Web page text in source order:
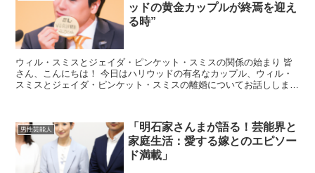
ッドの黄金カップルが終焉を迎え
る時”
ウィル・スミスとジェイダ・ピンケット・スミスの関係の始まり 皆
さん、こんにちは！ 今日はハリウッドの有名なカップル、ウィル・
スミスとジェイダ・ピンケット・スミスの離婚についてお話ししま
男性芸能人
「明石家さんまが語る！芸能界と
家庭生活：愛する嫁とのエピソー
ド満載」